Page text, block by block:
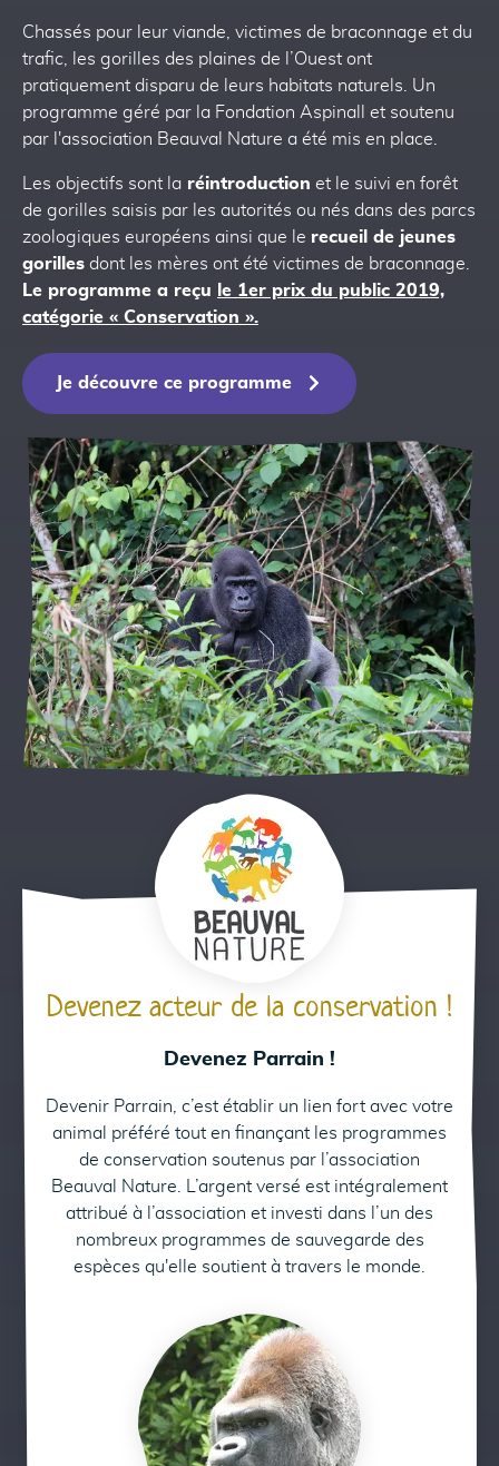
Chassés pour leur viande, victimes de braconnage et du
trafic, les gorilles des plaines de l’Ouest ont
pratiquement disparu de leurs habitats naturels. Un
programme géré par la Fondation Aspinall et soutenu
par l'association Beauval Nature a été mis en place.
Les objectifs sont la réintroduction et le suivi en forêt
de gorilles saisis par les autorités ou nés dans des parcs
zoologiques européens ainsi que le recueil de jeunes
gorilles dont les mères ont été victimes de braconnage.
Le programme a reçu
le 1er prix du public 2019,
catégorie « Conservation ».
Je découvre ce programme
Devenez acteur de la conservation !
Devenez Parrain !
Devenir Parrain, c’est établir un lien fort avec votre
animal préféré tout en finançant les programmes
de conservation soutenus par l’association
Beauval Nature. L’argent versé est intégralement
attribué à l’association et investi dans l’un des
nombreux programmes de sauvegarde des
espèces qu'elle soutient à travers le monde.
Parrainez Asato